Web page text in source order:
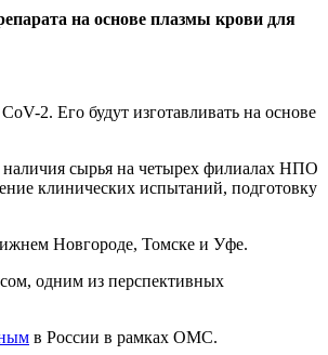
на основе плазмы крови для
2. Его будут изготавливать на основе
наличия сырья на четырех филиалах НПО
клинических испытаний, подготовку
Новгороде, Томске и Уфе.
одним из перспективных
в России в рамках ОМС.